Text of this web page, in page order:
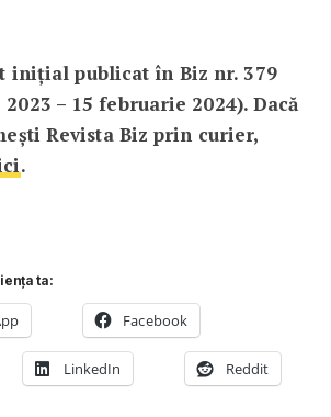
inițial publicat în Biz nr. 379
– 15 februarie 2024). Dacă
Revista Biz prin curier,
.
ta:
Facebook
LinkedIn Reddit